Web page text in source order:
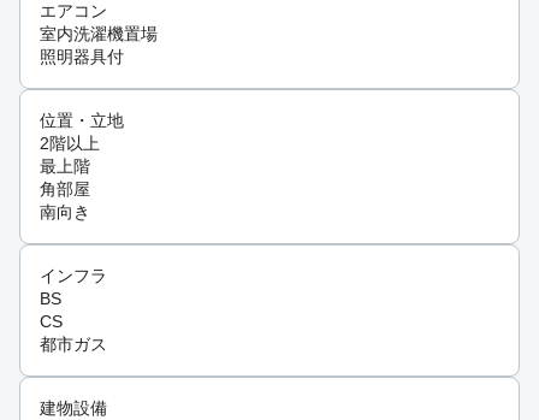
エアコン
室内洗濯機置場
照明器具付
位置・立地
2階以上
最上階
角部屋
南向き
インフラ
BS
CS
都市ガス
建物設備